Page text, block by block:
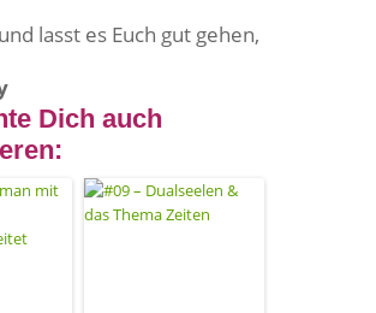
lasst es Euch gut gehen,
Dich auch